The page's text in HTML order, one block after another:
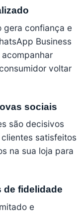
gera confiança e
Business
voltar
sociais
são decisivos
satisfeitos
na sua loja para
de fidelidade
e